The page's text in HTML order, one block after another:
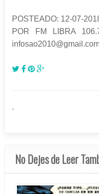
POSTEADO: 12-07-
POR FM LIBRA
.
No Dejes de Leer